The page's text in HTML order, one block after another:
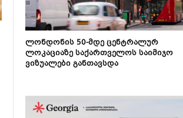
ლონდონის 50-მდე ცენტრალურ
ლოკაციაზე საქართველოს საიმიჯო
ვიზუალები განთავსდა